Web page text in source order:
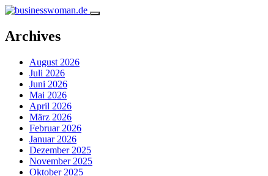
Archives
August 2026
Juli 2026
Juni 2026
Mai 2026
April 2026
März 2026
Februar 2026
Januar 2026
Dezember 2025
November 2025
Oktober 2025